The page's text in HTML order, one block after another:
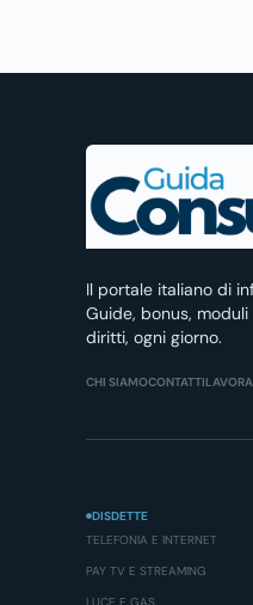
Il portale italiano di
Guide, bonus,
diritti, ogni giorno.
CHI SIAMOCONTATTI
DISDETTE
TELEFONIA E INTERNET
PAY TV E STREAMING
LUCE E GAS